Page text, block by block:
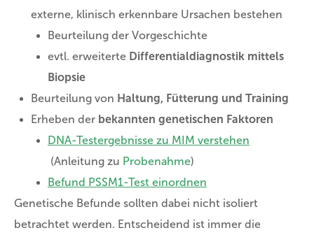
externe, klinisch erkennbare Ursachen bestehen
Beurteilung der Vorgeschichte
evtl. erweiterte Differentialdiagnostik mittels
Biopsie
Beurteilung von Haltung, Fütterung und Training
Erheben der bekannten genetischen Faktoren
DNA-Testergebnisse zu MIM verstehen
(Anleitung zu Probenahme)
Befund PSSM1-Test einordnen
Genetische Befunde sollten dabei nicht isoliert
betrachtet werden. Entscheidend ist immer die